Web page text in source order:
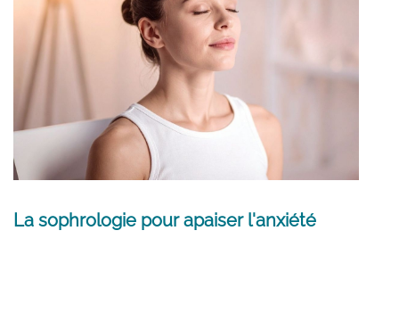
La sophrologie pour apaiser l'anxiété